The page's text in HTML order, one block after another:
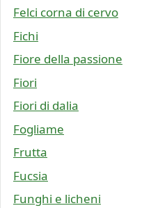
Felci corna di cervo
Fichi
Fiore della passione
Fiori
Fiori di dalia
Fogliame
Frutta
Fucsia
Funghi e licheni